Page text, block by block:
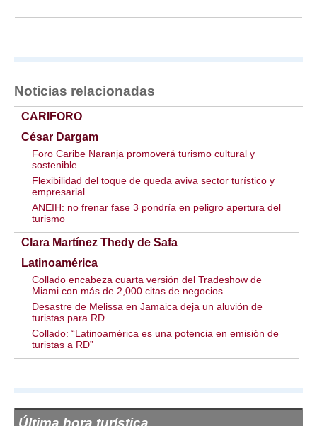
Noticias relacionadas
CARIFORO
César Dargam
Foro Caribe Naranja promoverá turismo cultural y
sostenible
Flexibilidad del toque de queda aviva sector turístico y
empresarial
ANEIH: no frenar fase 3 pondría en peligro apertura del
turismo
Clara Martínez Thedy de Safa
Latinoamérica
Collado encabeza cuarta versión del Tradeshow de
Miami con más de 2,000 citas de negocios
Desastre de Melissa en Jamaica deja un aluvión de
turistas para RD
Collado: “Latinoamérica es una potencia en emisión de
turistas a RD”
Última hora turística